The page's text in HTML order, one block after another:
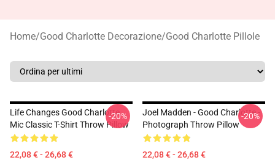
Home/Good Charlotte Decorazione/Good Charlotte Pillole
Life Changes Good Charlotte
Mic Classic T-Shirt Throw Pillow
22,08 € - 26,68 €
-20%
Joel Madden - Good Charlotte -
Photograph Throw Pillow
22,08 € - 26,68 €
-20%